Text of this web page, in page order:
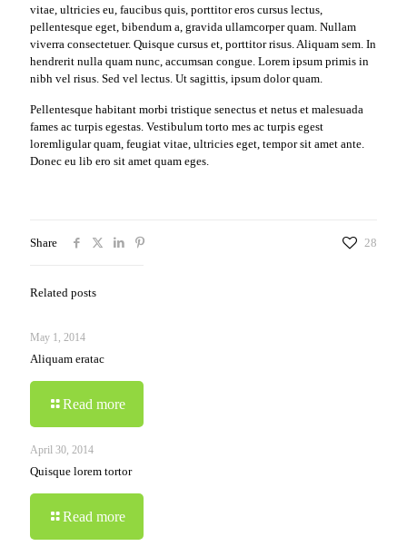
vitae, ultricies eu, faucibus quis, porttitor eros cursus lectus,
pellentesque eget, bibendum a, gravida ullamcorper quam. Nullam
viverra consectetuer. Quisque cursus et, porttitor risus. Aliquam sem. In
hendrerit nulla quam nunc, accumsan congue. Lorem ipsum primis in
nibh vel risus. Sed vel lectus. Ut sagittis, ipsum dolor quam.
Pellentesque habitant morbi tristique senectus et netus et malesuada
fames ac turpis egestas. Vestibulum torto mes ac turpis egest
loremligular quam, feugiat vitae, ultricies eget, tempor sit amet ante.
Donec eu lib ero sit amet quam eges.
Share 28
Related posts
May 1, 2014
Aliquam eratac
Read more
April 30, 2014
Quisque lorem tortor
Read more